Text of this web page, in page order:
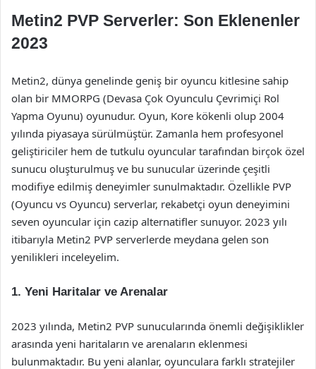
Metin2 PVP Serverler: Son Eklenenler
2023
Metin2, dünya genelinde geniş bir oyuncu kitlesine sahip
olan bir MMORPG (Devasa Çok Oyunculu Çevrimiçi Rol
Yapma Oyunu) oyunudur. Oyun, Kore kökenli olup 2004
yılında piyasaya sürülmüştür. Zamanla hem profesyonel
geliştiriciler hem de tutkulu oyuncular tarafından birçok özel
sunucu oluşturulmuş ve bu sunucular üzerinde çeşitli
modifiye edilmiş deneyimler sunulmaktadır. Özellikle PVP
(Oyuncu vs Oyuncu) serverlar, rekabetçi oyun deneyimini
seven oyuncular için cazip alternatifler sunuyor. 2023 yılı
itibarıyla Metin2 PVP serverlerde meydana gelen son
yenilikleri inceleyelim.
1. Yeni Haritalar ve Arenalar
2023 yılında, Metin2 PVP sunucularında önemli değişiklikler
arasında yeni haritaların ve arenaların eklenmesi
bulunmaktadır. Bu yeni alanlar, oyunculara farklı stratejiler